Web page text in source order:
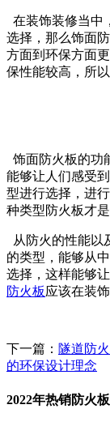
在装饰装修当中
选择，那么饰面
方面到环保方面
保性能较高，
饰面防火板的功
能够让人们感受到
型进行选择，进
种类型防火板才是
从防火的性能以及
的类型，能够
选择，这样能够
防火板应该在装饰
下一篇： 隧道防
的环保设计理念
2022年热销防火